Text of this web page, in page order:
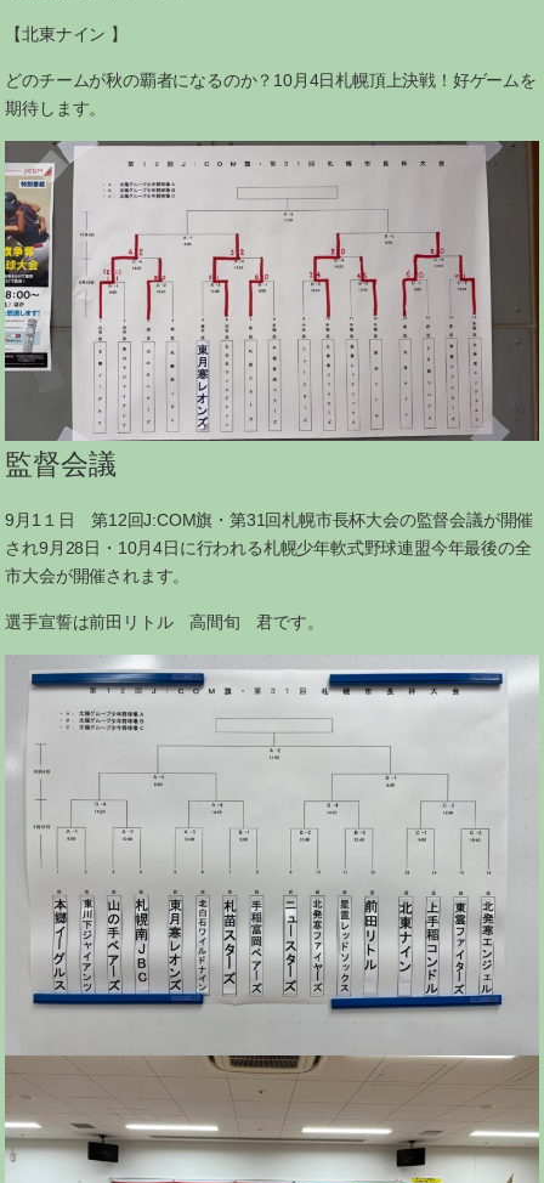
【北東ナイン 】
どのチームが秋の覇者になるのか？10月4日札幌頂上決戦！好ゲームを
期待します。
監督会議
9月1１日 第12回J:COM旗・第31回札幌市長杯大会の監督会議が開催
され9月28日・10月4日に行われる札幌少年軟式野球連盟今年最後の全
市大会が開催されます。
選手宣誓は前田リトル 高間旬 君です。